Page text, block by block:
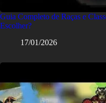
Guia Completo de Raças e
Escolher?
17/01/2026